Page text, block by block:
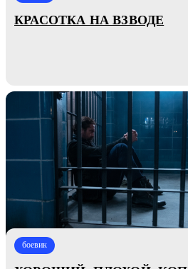
КРАСОТКА НА ВЗВОДЕ
боевик